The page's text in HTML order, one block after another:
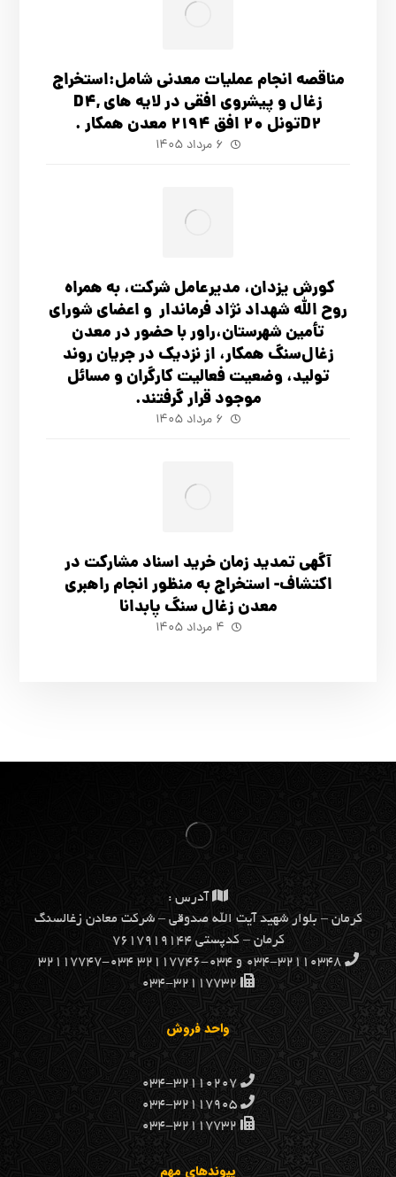
مناقصه انجام عملیات معدنی شامل:استخراج
زغال و پیشروی افقی در لایه های D4,
D2تونل 20 افق 2194 معدن همکار .
۶ مرداد ۱۴۰۵
کورش یزدان، مدیرعامل شرکت، به همراه
روح الله شهداد نژاد فرماندار و اعضای شورای
تأ‌مین شهرستان،راور با حضور در معدن
زغال‌سنگ همکار، از نزدیک در جریان روند
تولید، وضعیت فعالیت کارگران و مسائل
موجود قرار گرفتند.
۶ مرداد ۱۴۰۵
آگهي تمدید زمان خرید اسناد مشارکت در
اکتشاف- استخراج به منظور انجام راهبری
معدن زغال سنگ پابدانا
۴ مرداد ۱۴۰۵
آدرس :
كرمان – بلوار شهيد آيت الله صدوقي – شركت معادن زغالسنگ
كرمان – کدپستی ۷۶۱۷۹۱۹۱۴۴
۰۳۴-۳۲۱۱۰۳۴۸ و ۰۳۴-۳۲۱۱۷۷۴۶ ۰۳۴-۳۲۱۱۷۷۴۷
۰۳۴-۳۲۱۱۷۷۳۲
واحد فروش
۰۳۴-۳۲۱۱۰۲۰۷
۰۳۴-۳۲۱۱۷۹۰۵
۰۳۴-۳۲۱۱۷۷۳۲
پیوندهای مهم